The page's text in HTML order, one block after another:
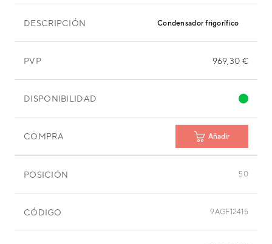
DESCRIPCIÓN Condensador frigorïfico
PVP 969,30 €
DISPONIBILIDAD
COMPRA Añadir
POSICIÓN 50
CÓDIGO 9AGF12415